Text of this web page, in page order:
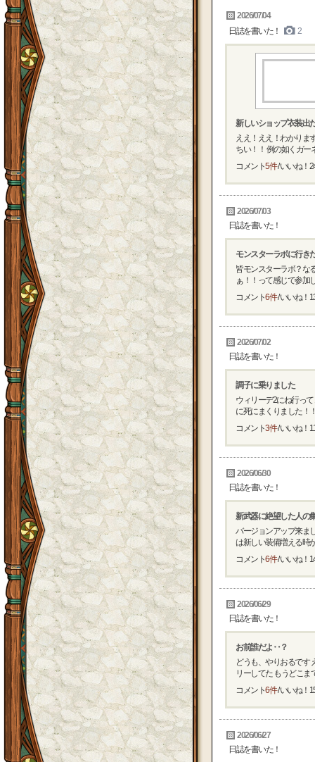
2026/07/04
日誌を書いた！
2
新しいショップ衣装出
ええ！ええ！わかりま
ちい！！ 例の如くガー
コメント5件/ いいね！
2026/07/03
日誌を書いた！
モンスターラボに行き
皆モンスターラボ？な
ぁ！！って感じで参加
コメント6件/ いいね！
2026/07/02
日誌を書いた！
調子に乗りました
ウィリーデ2にね行っ
に死にまくりました！
コメント3件/ いいね！
2026/06/30
日誌を書いた！
新武器に絶望した人の
バージョンアップ来ま
は新しい装備増える時
コメント6件/ いいね！
2026/06/29
日誌を書いた！
お前誰だよ‥？
どうも、やりおるです
リーしてた もうどこま
コメント6件/ いいね！
2026/06/27
日誌を書いた！